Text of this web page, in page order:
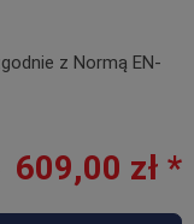
z Normą EN-
609,00 zł *